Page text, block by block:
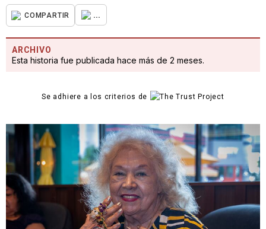
COMPARTIR ...
ARCHIVO
Esta historia fue publicada hace más de 2 meses.
Se adhiere a los criterios de